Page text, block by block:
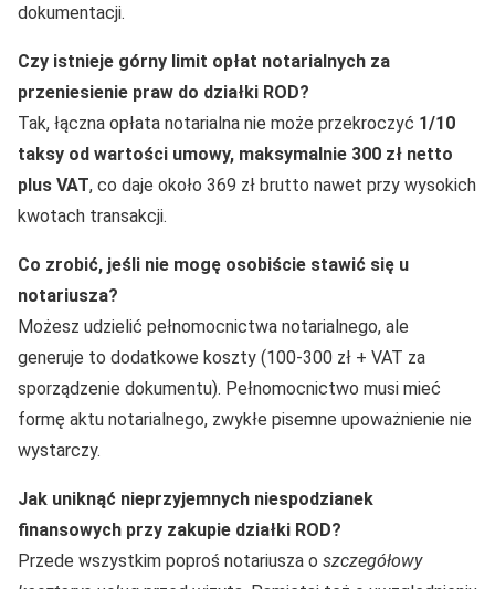
dokumentacji.
Czy istnieje górny limit opłat notarialnych za
przeniesienie praw do działki ROD?
Tak, łączna opłata notarialna nie może przekroczyć 1/10
taksy od wartości umowy, maksymalnie 300 zł netto
plus VAT, co daje około 369 zł brutto nawet przy wysokich
kwotach transakcji.
Co zrobić, jeśli nie mogę osobiście stawić się u
notariusza?
Możesz udzielić pełnomocnictwa notarialnego, ale
generuje to dodatkowe koszty (100-300 zł + VAT za
sporządzenie dokumentu). Pełnomocnictwo musi mieć
formę aktu notarialnego, zwykłe pisemne upoważnienie nie
wystarczy.
Jak uniknąć nieprzyjemnych niespodzianek
finansowych przy zakupie działki ROD?
Przede wszystkim poproś notariusza o szczegółowy